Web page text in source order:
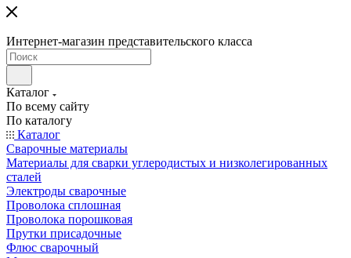
Интернет-магазин представительского класса
Каталог
По всему сайту
По каталогу
Каталог
Сварочные материалы
Материалы для сварки углеродистых и низколегированных
сталей
Электроды сварочные
Проволока сплошная
Проволока порошковая
Прутки присадочные
Флюс сварочный